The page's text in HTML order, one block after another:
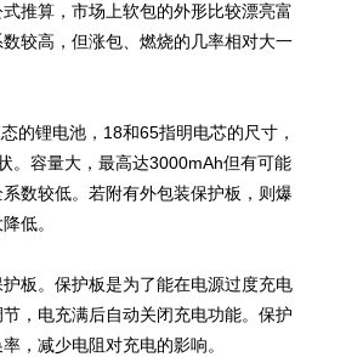
推算，市场上软包的外形比较漂亮富
较高，但涨包、燃烧的几率相对大一
锂电池，18和65指明电芯的尺寸，
。容量大，最高达3000mAh但有可能
数较低。若附有外包装保护板，则爆
低。
。保护板是为了能在电源过度充电
，电充满后自动关闭充电功能。保护
，减少电阻对充电的影响。